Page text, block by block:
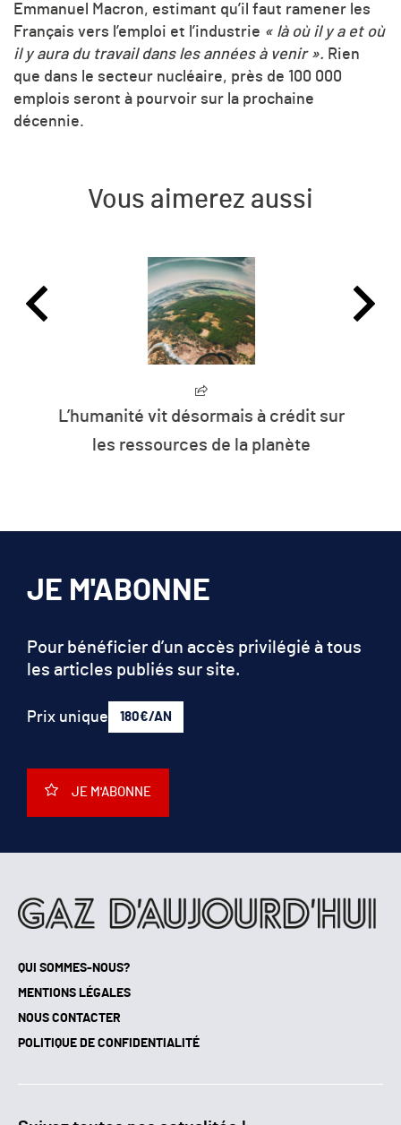
Emmanuel Macron, estimant qu’il faut ramener les
Français vers l’emploi et l’industrie « là où il y a et où
il y aura du travail dans les années à venir ». Rien
que dans le secteur nucléaire, près de 100 000
emplois seront à pourvoir sur la prochaine
décennie.
Vous aimerez aussi
L’humanité vit désormais à crédit sur
les ressources de la planète
QUI SOMMES-NOUS?
MENTIONS LÉGALES
NOUS CONTACTER
POLITIQUE DE CONFIDENTIALITÉ
JE M'ABONNE
Pour bénéficier d’un accès privilégié à tous
les articles publiés sur site.
Prix unique 180€/AN
JE M'ABONNE